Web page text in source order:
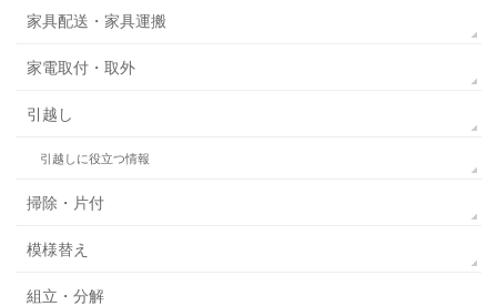
家具配送・家具運搬
家電取付・取外
引越し
引越しに役立つ情報
掃除・片付
模様替え
組立・分解